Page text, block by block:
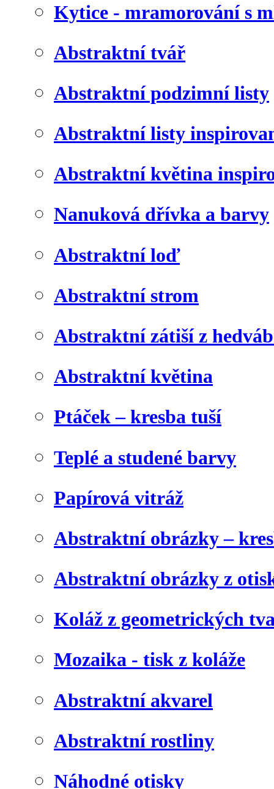
Kytice - mramorování s
Abstraktní tvář
Abstraktní podzimní listy
Abstraktní listy
Abstraktní květina
Nanuková dřívka a barvy
Abstraktní loď
Abstraktní strom
Abstraktní zátiší z
Abstraktní květina
Ptáček – kresba tuší
Teplé a studené barvy
Papírová vitráž
Abstraktní obrázky –
Abstraktní obrázky z
Koláž z geometrických
Mozaika - tisk z koláže
Abstraktní akvarel
Abstraktní rostliny
Náhodné otisky